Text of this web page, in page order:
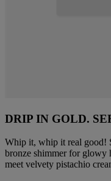
DRIP IN GOLD.
Whip it, whip it real good!
bronze shimmer for glowy
meet velvety pistachio